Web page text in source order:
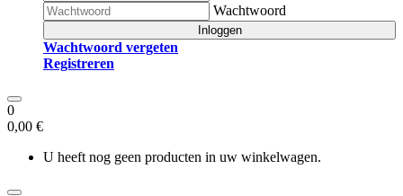
Wachtwoord
Inloggen
Wachtwoord vergeten
Registreren
0
0,00 €
U heeft nog geen producten in uw winkelwagen.